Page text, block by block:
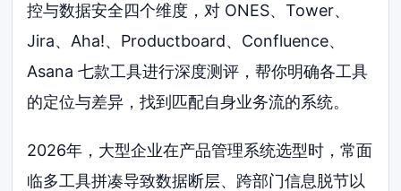
控与数据安全四个维度，对 ONES、Tower、
Jira、Aha!、Productboard、Confluence、
Asana 七款工具进行深度测评，帮你明确各工具
的定位与差异，找到匹配自身业务流的系统。
2026年，大型企业在产品管理系统选型时，常面
临多工具拼凑导致数据断层、跨部门信息脱节以